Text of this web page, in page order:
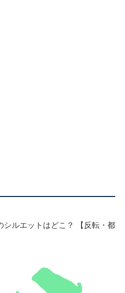
シルエットはどこ？ 【反転・都